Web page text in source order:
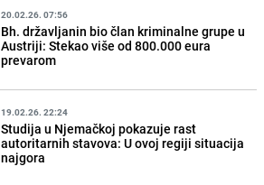
20.02.26. 07:56
Bh. državljanin bio član kriminalne grupe u
Austriji: Stekao više od 800.000 eura
prevarom
19.02.26. 22:24
Studija u Njemačkoj pokazuje rast
autoritarnih stavova: U ovoj regiji situacija
najgora